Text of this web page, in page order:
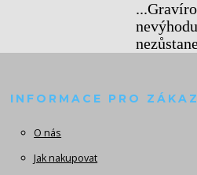
INFORMACE PRO
O nás
Jak nakupovat